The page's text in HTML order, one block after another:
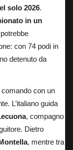
solo 2026.
in un
con 74 podi in
detenuto da
con un
L’italiano guida
, compagno
Dietro
, mentre tra